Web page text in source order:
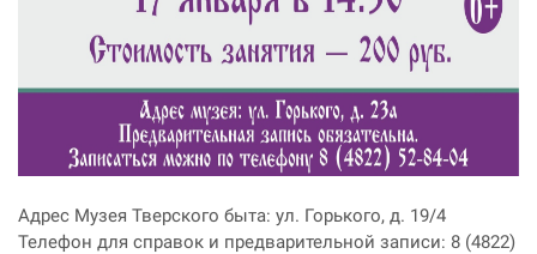
Адрес Музея Тверского быта: ул. Горького, д. 19/4
Телефон для справок и предварительной записи: 8 (4822)